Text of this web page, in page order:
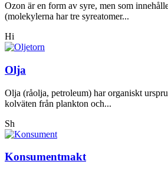
Ozon är en form av syre, men som
(molekylerna har tre syreatomer...
Hi
Olja
Olja (råolja, petroleum) har organiskt
kolväten från plankton och...
Sh
Konsumentmakt